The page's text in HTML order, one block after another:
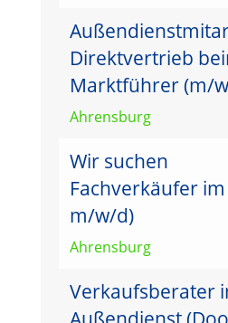
Direktvertrieb
Marktführer (m/
Ahrensburg
Wir suchen
Fachverkäufer
m/w/d)
Ahrensburg
Verkaufsberater